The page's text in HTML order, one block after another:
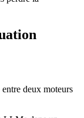
deux moteurs